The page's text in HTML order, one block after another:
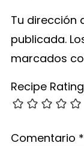
Tu dirección
publicada.
marcados
Recipe Rating
Comentario *